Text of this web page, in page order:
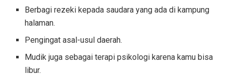
Berbagi rezeki kepada saudara yang ada di kampung
halaman.
Pengingat asal-usul daerah.
Mudik juga sebagai terapi psikologi karena kamu bisa
libur.